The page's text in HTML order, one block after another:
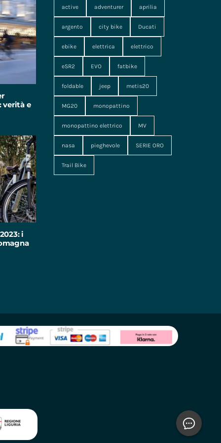
e
i
active adventurer aprilia
argento city bike Ducati
ebike elettrica elettrico
eSR2 EVO fatbike
foldable jeep metis20
MG20 monopattino
monopattino elettrico MV
nasa pieghevole SERIE ORO
Trail Bike